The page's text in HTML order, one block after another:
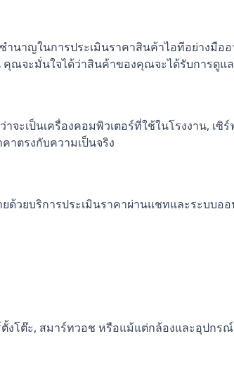
าญในการประเมินราคาสินค้าไอทีอย่างมือ
ณจะมั่นใจได้ว่าสินค้าของคุณจะได้รับการดูแ
ะเป็นเครื่องคอมพิวเตอร์ที่ใช้ในโรงงาน, เซิ
าตรงกับความเป็นจริง
ด้วยบริการประเมินราคาผ่านแชทและระบบอ
งโต๊ะ, สมาร์ทวอช หรือแม้แต่กล้องและอุปกร